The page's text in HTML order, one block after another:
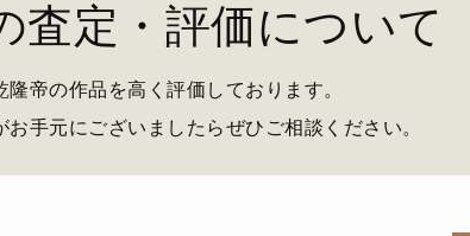
査定・評価について
隆帝の作品を高く評価しております。
お手元にございましたらぜひご相談ください。